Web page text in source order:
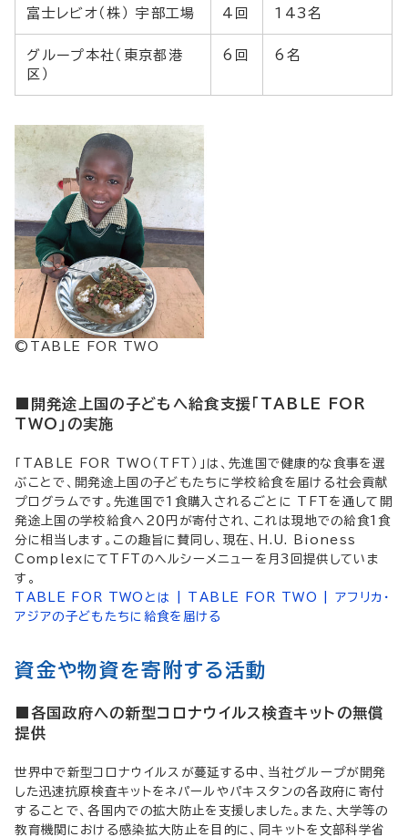
富士レビオ（株） 宇部工場 4回 143名
グループ本社（東京都港
区）
6回 6名
©TABLE FOR TWO
■開発途上国の子どもへ給食支援「TABLE FOR
TWO」の実施
「TABLE FOR TWO（TFT）」は、先進国で健康的な食事を選
ぶことで、開発途上国の子どもたちに学校給食を届ける社会貢献
プログラムです。先進国で1食購入されるごとに TFTを通して開
発途上国の学校給食へ２０円が寄付され、これは現地での給食1食
分に相当します。この趣旨に賛同し、現在、H.U. Bioness
ComplexにてTFTのヘルシーメニューを月3回提供していま
す。
TABLE FOR TWOとは | TABLE FOR TWO | アフリカ・
アジアの子どもたちに給食を届ける
資金や物資を寄附する活動
■各国政府への新型コロナウイルス検査キットの無償
提供
世界中で新型コロナウイルスが蔓延する中、当社グループが開発
した迅速抗原検査キットをネパールやパキスタンの各政府に寄付
することで、各国内での拡大防止を支援しました。また、大学等の
教育機関における感染拡大防止を目的に、同キットを文部科学省